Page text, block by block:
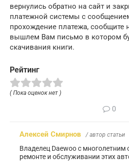
вернулись обратно на сайт и
платежной системы с
прохождение платежа,
вышлем Вам письмо в котором
скачивания книги.
Рейтинг
( Пока оценок нет )
0
Алексей Смирнов / автор статьи
Владелец Daewoo с
ремонте и обслуживании этих